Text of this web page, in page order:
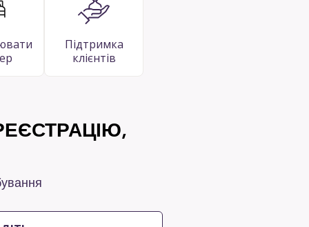
Підтримка
клієнтів